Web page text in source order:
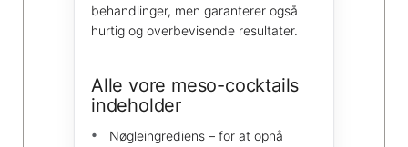
behandlinger, men garanterer også
hurtig og overbevisende resultater.
Alle vore meso-cocktails
indeholder
Nøgleingrediens – for at opnå